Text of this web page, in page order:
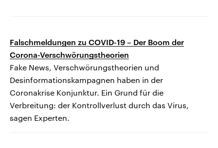
Falschmeldungen zu COVID-19 – Der Boom der
Corona-Verschwörungstheorien
Fake News, Verschwörungstheorien und
Desinformationskampagnen haben in der
Coronakrise Konjunktur. Ein Grund für die
Verbreitung: der Kontrollverlust durch das Virus,
sagen Experten.